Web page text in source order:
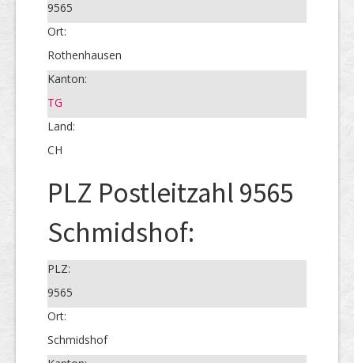
9565
Ort:
Rothenhausen
Kanton:
TG
Land:
CH
PLZ Postleitzahl 9565
Schmidshof:
PLZ:
9565
Ort:
Schmidshof